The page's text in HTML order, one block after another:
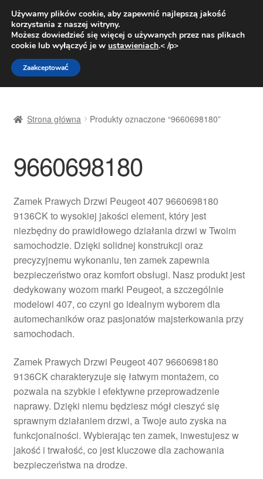
DOSTAWA od 31 zł
Pn.-pt. 9:00-16:00800 003 167
Przejdź
do
nawigacji
Przejdź
do
treści
Dostawa
Dostawa na cały świat
Moje konto
O nas
Płatności
Polityka prywatności
Skarga
Wózek
Zamówienia
Zasady i warunki
Strona główna Produkty oznaczone “9660698180”
9660698180
Zamek Prawych Drzwi Peugeot 407 9660698180
9136CK to wysokiej jakości element, który jest
niezbędny do prawidłowego działania drzwi w Twoim
samochodzie. Dzięki solidnej konstrukcji oraz
precyzyjnemu wykonaniu, ten zamek zapewnia
bezpieczeństwo oraz komfort obsługi. Nasz produkt jest
dedykowany wozom marki Peugeot, a szczególnie
modelowi 407, co czyni go idealnym wyborem dla
automechaników oraz pasjonatów majsterkowania przy
samochodach.
Zamek Prawych Drzwi Peugeot 407 9660698180
9136CK charakteryzuje się łatwym montażem, co
pozwala na szybkie i efektywne przeprowadzenie
naprawy. Dzięki niemu będziesz mógł cieszyć się
sprawnym działaniem drzwi, a Twoje auto zyska na
funkcjonalności. Wybierając ten zamek, inwestujesz w
jakość i trwałość, co jest kluczowe dla zachowania
bezpieczeństwa na drodze.
Używamy plików cookie, aby zapewnić najlepszą jakość
korzystania z naszej witryny.
Możesz dowiedzieć się więcej o używanych przez nas plikach
cookie lub wyłączyć je w ustawieniach.< /p>
Zaakceptować